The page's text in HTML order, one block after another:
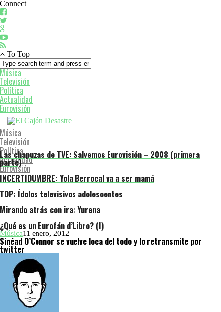
Connect
To Top
Música
Televisión
Política
Actualidad
Eurovisión
Música
Televisión
Política
Actualidad
Eurovisión
Las chapuzas de TVE: Salvemos Eurovisión – 2008 (primera
parte)
INCERTIDUMBRE: Yola Berrocal va a ser mamá
TOP: Ídolos televisivos adolescentes
Mirando atrás con ira: Yurena
¿Qué es un Eurofán d’Libro? (I)
Música11 enero, 2012
Sinéad O’Connor se vuelve loca del todo y lo retransmite por
twitter